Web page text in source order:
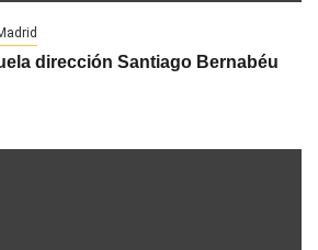
dirección Santiago Bernabéu